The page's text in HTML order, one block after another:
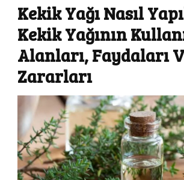
Kekik Yağı Nasıl
Kekik Yağının
Alanları, Faydaları
Zararları